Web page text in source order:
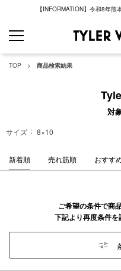
【INFORMATION】令和8年
TOP 商品検索結果
対
サイズ 8×10
新着順 売れ筋順 おすす
ご希望の条件で商
下記より再度条件を